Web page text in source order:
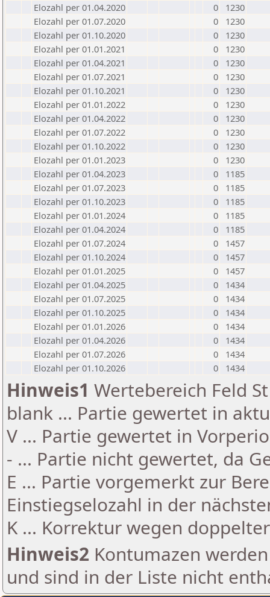
Elozahl per 01.04.2020
0
1230
Elozahl per 01.07.2020
0
1230
Elozahl per 01.10.2020
0
1230
Elozahl per 01.01.2021
0
1230
Elozahl per 01.04.2021
0
1230
Elozahl per 01.07.2021
0
1230
Elozahl per 01.10.2021
0
1230
Elozahl per 01.01.2022
0
1230
Elozahl per 01.04.2022
0
1230
Elozahl per 01.07.2022
0
1230
Elozahl per 01.10.2022
0
1230
Elozahl per 01.01.2023
0
1230
Elozahl per 01.04.2023
0
1185
Elozahl per 01.07.2023
0
1185
Elozahl per 01.10.2023
0
1185
Elozahl per 01.01.2024
0
1185
Elozahl per 01.04.2024
0
1185
Elozahl per 01.07.2024
0
1457
Elozahl per 01.10.2024
0
1457
Elozahl per 01.01.2025
0
1457
Elozahl per 01.04.2025
0
1434
Elozahl per 01.07.2025
0
1434
Elozahl per 01.10.2025
0
1434
Elozahl per 01.01.2026
0
1434
Elozahl per 01.04.2026
0
1434
Elozahl per 01.07.2026
0
1434
Elozahl per 01.10.2026
0 1434
Hinweis1 Wertebereich Feld
blank ... Partie gewertet in
V ... Partie gewertet in
- ... Partie nicht gewertet, da
E ... Partie vorgemerkt zur
Einstiegselozahl in der
K ... Korrektur wegen
Hinweis2 Kontumazen
und sind in der Liste nicht